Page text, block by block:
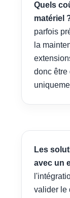
Quels
matériel
parfois
la
donc être
Les
avec un
valider le